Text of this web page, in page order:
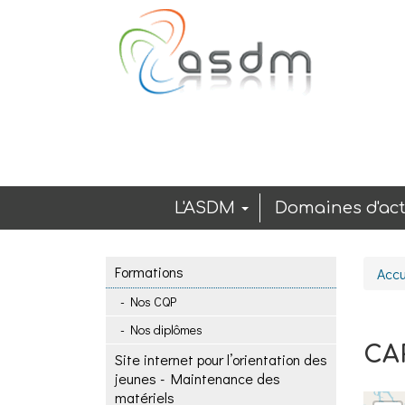
Aller au contenu principal
L'ASDM Domaines
Formations
Nos CQP
Nos diplômes
Site internet pour l’orientation des
jeunes - Maintenance des
matériels